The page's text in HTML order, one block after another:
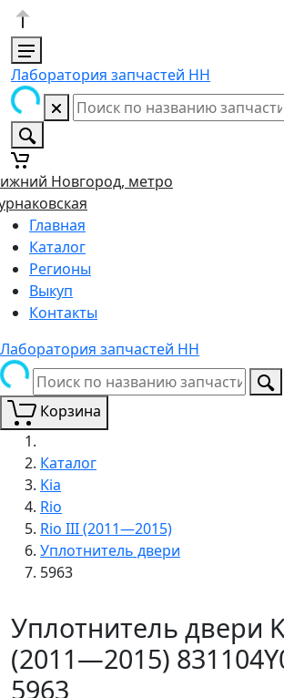
Лаборатория запчастей НН
Новгород, метро
Главная
Каталог
Регионы
Выкуп
Контакты
Лаборатория запчастей НН
Корзина
Каталог
Kia
Rio
Rio III (2011—2015)
Уплотнитель двери
5963
Уплотнитель двери
(2011—2015)
5963